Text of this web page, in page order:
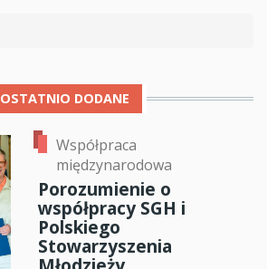
OSTATNIO DODANE
Współpraca
międzynarodowa
Porozumienie o
współpracy SGH i
Polskiego
Stowarzyszenia